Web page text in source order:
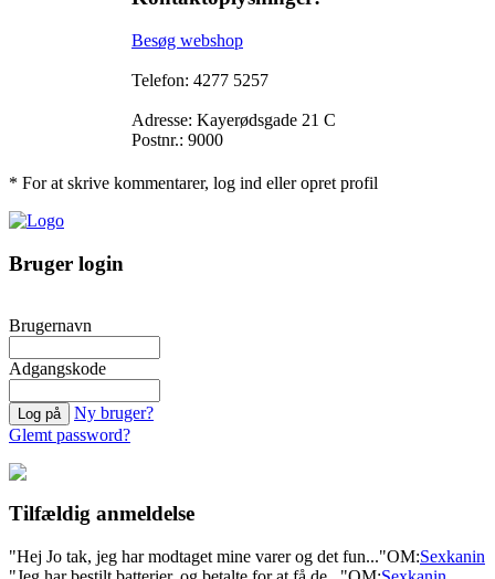
Besøg webshop
Telefon: 4277 5257
Adresse: Kayerødsgade 21 C
Postnr.: 9000
* For at skrive kommentarer, log ind eller opret profil
Bruger login
Brugernavn
Adgangskode
Ny bruger?
Glemt password?
Tilfældig anmeldelse
"Hej Jo tak, jeg har modtaget mine varer og det fun..."OM:Sexkanin